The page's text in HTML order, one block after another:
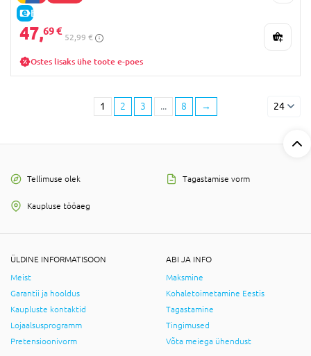
E-HIND
47,69 €
52,99 €
Ostes lisaks ühe toote e-poes
1 2 3 ... 8 → 24
Tellimuse olek Tagastamise vorm
Kaupluse tööaeg
ÜLDINE INFORMATISOON
Meist
Garantii ja hooldus
Kaupluste kontaktid
Lojaalsusprogramm
Pretensioonivorm
ABI JA INFO
Maksmine
Kohaletoimetamine Eestis
Tagastamine
Tingimused
Võta meiega ühendust